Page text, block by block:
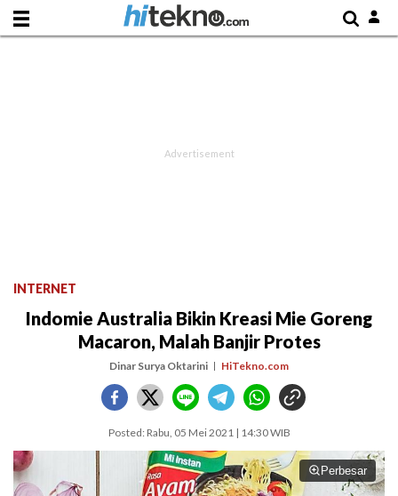
INTERNET
Indomie Australia Bikin Kreasi Mie Goreng
Macaron, Malah Banjir Protes
Dinar Surya Oktarini HiTekno.com
Posted: Rabu, 05 Mei 2021 | 14:30 WIB
Perbesar